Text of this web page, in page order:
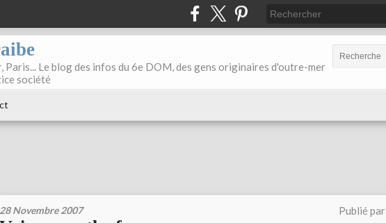
Paris... Le blog des infos du 6e DOM, des gens originaires d'outre-mer
société
28 Novembre 2007 Publié par